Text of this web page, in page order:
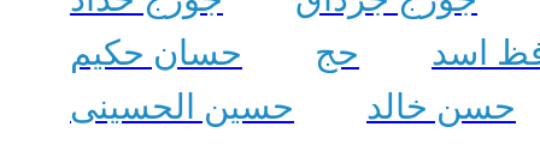
اسد
حج
حسان حکیم
حسن خالد
حسین الحسینی